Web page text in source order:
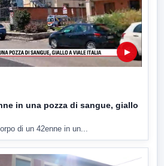
▶
in una pozza di sangue, giallo
di un 42enne in un...